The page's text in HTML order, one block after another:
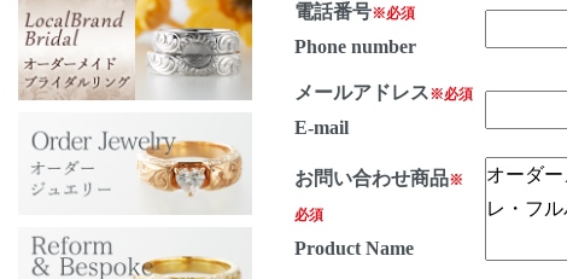
電話番号※必須
Phone number
メールアドレス※必須
E-mail
お問い合わせ商品※
必須
Product Name